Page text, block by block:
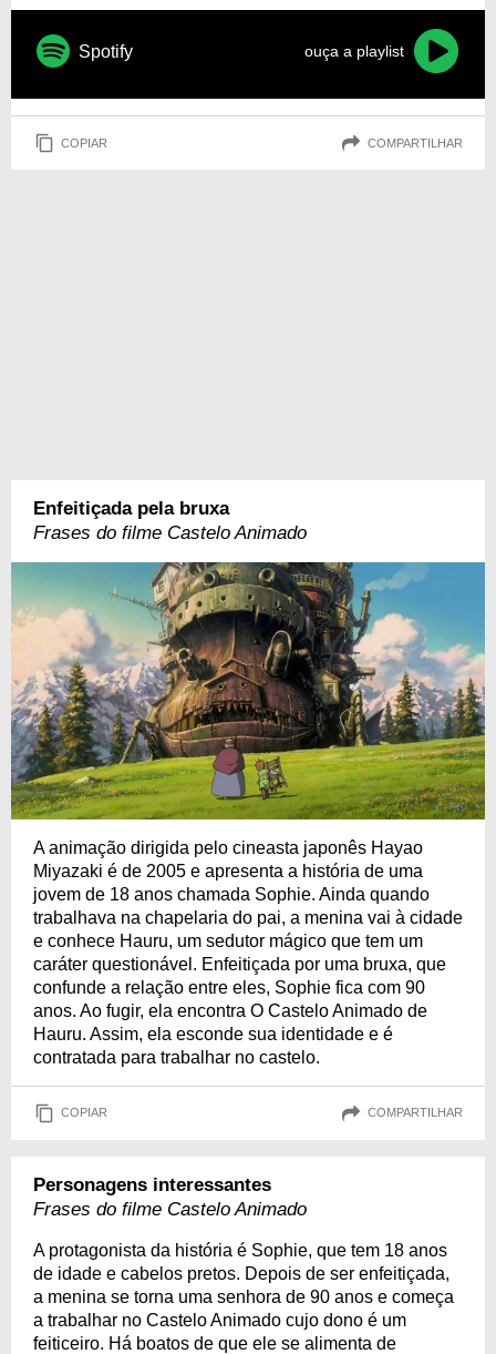
Spotify ouça a playlist
COPIAR COMPARTILHAR
Enfeitiçada pela bruxa
Frases do filme Castelo Animado
A animação dirigida pelo cineasta japonês Hayao
Miyazaki é de 2005 e apresenta a história de uma
jovem de 18 anos chamada Sophie. Ainda quando
trabalhava na chapelaria do pai, a menina vai à cidade
e conhece Hauru, um sedutor mágico que tem um
caráter questionável. Enfeitiçada por uma bruxa, que
confunde a relação entre eles, Sophie fica com 90
anos. Ao fugir, ela encontra O Castelo Animado de
Hauru. Assim, ela esconde sua identidade e é
contratada para trabalhar no castelo.
COPIAR COMPARTILHAR
Personagens interessantes
Frases do filme Castelo Animado
A protagonista da história é Sophie, que tem 18 anos
de idade e cabelos pretos. Depois de ser enfeitiçada,
a menina se torna uma senhora de 90 anos e começa
a trabalhar no Castelo Animado cujo dono é um
feiticeiro. Há boatos de que ele se alimenta de